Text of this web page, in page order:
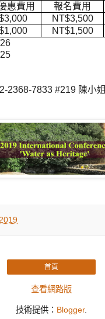
惠費用
報名費用
NT$3,500
NT$1,500
2368-7833 #219 陳小姐
首頁
查看網路版
技術提供： Blogger.